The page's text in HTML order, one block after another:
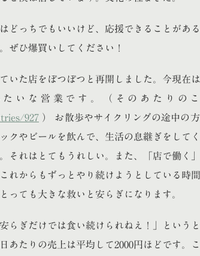
どっちでもいいけど、応援できることがあ
ぜひ爆買いしてください！
いた店をぽつぽつと再開しました。今現在
いな営業です。（そのあたりの
927 ） お散歩やサイクリングの途中の
クやビールを飲んで、生活の息継ぎをして
それはとてもうれしい。また、「店で働く
れからもずっとやり続けようとしている時
っても大きな救いと安らぎになります。
らぎだけでは食い続けられねえ！」という
あたりの売上は平均して2000円ほどです。